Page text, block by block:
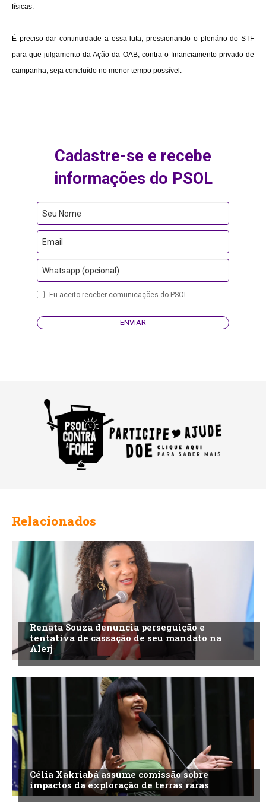
físicas.
É preciso dar continuidade a essa luta, pressionando o plenário do STF
para que julgamento da Ação da OAB, contra o financiamento privado de
campanha, seja concluído no menor tempo possível.
Cadastre-se e recebe
informações do PSOL
Seu Nome
Email
Whatsapp (opcional)
Business
Eu aceito receber comunicações do PSOL.
ENVIAR
Relacionados
Renata Souza denuncia perseguição e
tentativa de cassação de seu mandato na
Alerj
Célia Xakriabá assume comissão sobre
impactos da exploração de terras raras